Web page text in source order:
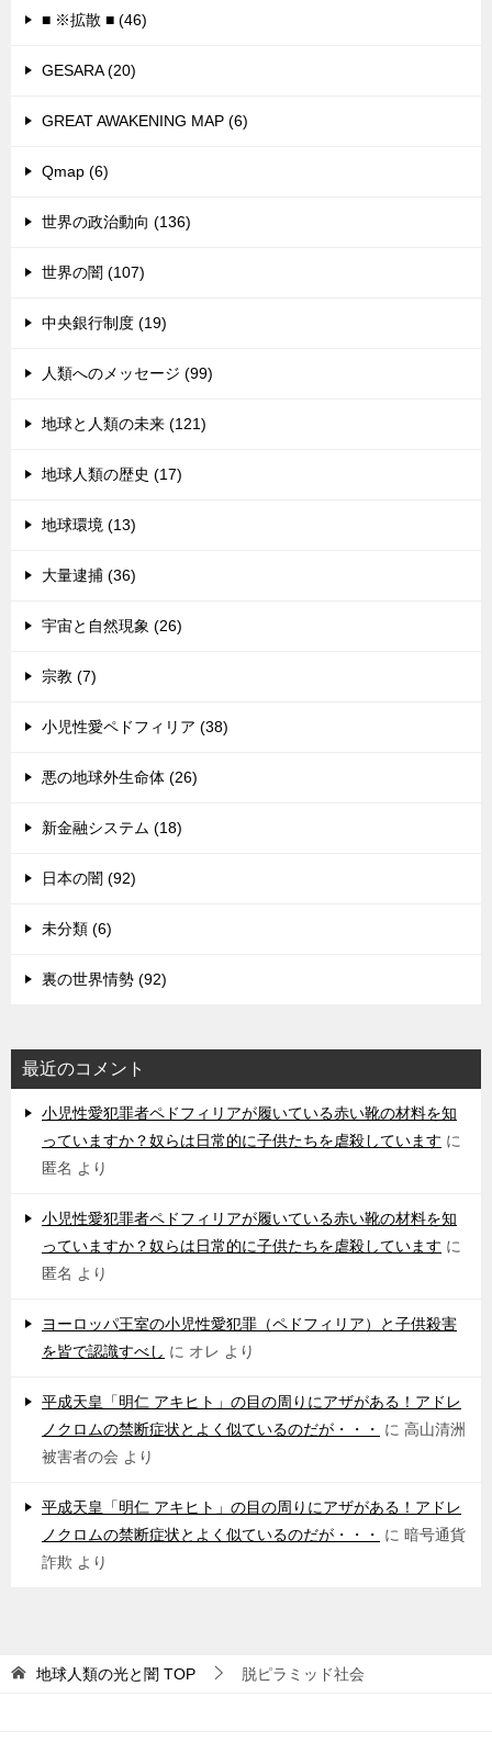
■ ※拡散 ■ (46)
GESARA (20)
GREAT AWAKENING MAP (6)
Qmap (6)
世界の政治動向 (136)
世界の闇 (107)
中央銀行制度 (19)
人類へのメッセージ (99)
地球と人類の未来 (121)
地球人類の歴史 (17)
地球環境 (13)
大量逮捕 (36)
宇宙と自然現象 (26)
宗教 (7)
小児性愛ペドフィリア (38)
悪の地球外生命体 (26)
新金融システム (18)
日本の闇 (92)
未分類 (6)
裏の世界情勢 (92)
最近のコメント
小児性愛犯罪者ペドフィリアが履いている赤い靴の材料を知
っていますか？奴らは日常的に子供たちを虐殺しています に
匿名 より
小児性愛犯罪者ペドフィリアが履いている赤い靴の材料を知
っていますか？奴らは日常的に子供たちを虐殺しています に
匿名 より
ヨーロッパ王室の小児性愛犯罪（ペドフィリア）と子供殺害
を皆で認識すべし に オレ より
平成天皇「明仁 アキヒト」の目の周りにアザがある！アドレ
ノクロムの禁断症状とよく似ているのだが・・・
に 高山清洲
被害者の会 より
平成天皇「明仁 アキヒト」の目の周りにアザがある！アドレ
ノクロムの禁断症状とよく似ているのだが・・・
に 暗号通貨
詐欺 より
地球人類の光と闇 TOP 脱ピラミッド社会